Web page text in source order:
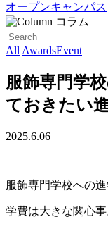
オープンキャンパス
コラム
All AwardsEvent
服飾専門学
ておきたい
2025.6.06
服飾専門学校への進
学費は大きな関心事